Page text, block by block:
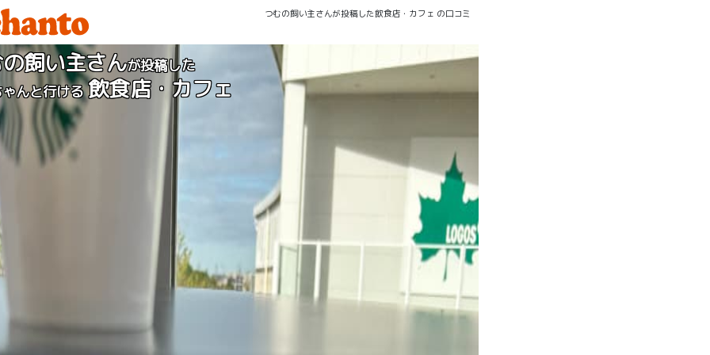
つむの飼い主さんが投稿した飲食店・カフェ の口コミ
飼い主さんが投稿した
んと行ける飲食店・カフェ